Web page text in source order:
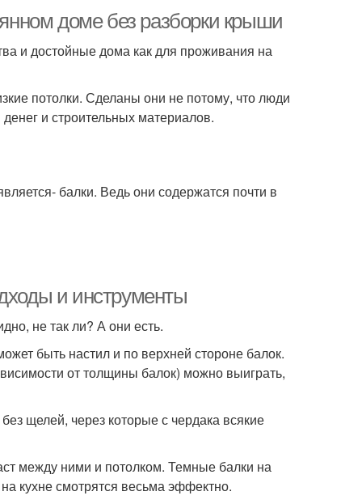
доме без разборки крыши
и достойные дома как для проживания на
потолки. Сделаны они не потому, что люди
и строительных материалов.
балки. Ведь они содержатся почти в
и инструменты
не так ли? А они есть.
быть настил и по верхней стороне балок.
от толщины балок) можно выиграть,
щелей, через которые с чердака всякие
между ними и потолком. Темные балки на
кухне смотрятся весьма эффектно.